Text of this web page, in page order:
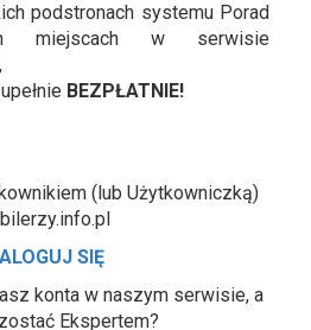
podstronach systemu Porad
w serwisie
BEZPŁATNIE!
(lub Użytkowniczką)
SIĘ
konta w naszym serwisie, a
Ekspertem?